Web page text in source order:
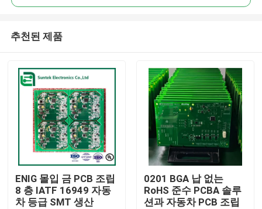
추천된 제품
ENIG 몰입 금 PCB 조립
8 층 IATF 16949 자동
차 등급 SMT 생산
0201 BGA 납 없는
RoHS 준수 PCBA 솔루
션과 자동차 PCB 조립